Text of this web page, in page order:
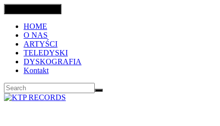
HOME
O NAS
ARTYŚCI
TELEDYSKI
DYSKOGRAFIA
Kontakt